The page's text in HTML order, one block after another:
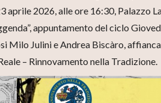
2026, alle ore 16:30, Palazzo
appuntamento del ciclo
Milo Julini e Andrea Biscàro,
– Rinnovamento nella Tradizione.